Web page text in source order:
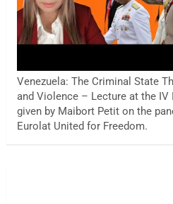
Venezuela: The Criminal State
and Violence – Lecture at the IV
given by Maibort Petit on the
Eurolat United for Freedom.